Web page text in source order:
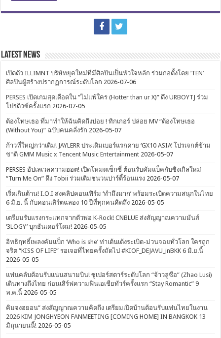
Latest News
เปิดตัว ILLIMNT บริษัทยุคใหม่ที่มีศิลปินเป็นหัวใจหลัก ร่วมก่อตั้งโดย ‘TEN’
ศิลปินผู้สร้างปรากฏการณ์ระดับโลก 2026-07-06
PERSES เปิดเกมสุดเดือดใน “ไม่แพ้ใคร (Hotter than ur X)” ดึง URBOYTJ ร่วม
โปรดิวซ์ครั้งแรก 2026-07-05
ต้องโทษเธอ ที่มาทำให้ฉันคิดถึงบ่อย ! ทิกเกอร์ ปล่อย MV “ต้องโทษเธอ
(Without You)” ฉบับคนคลั่งรัก 2026-05-07
ก้าวที่ใหญ่กว่าเดิม! JAYLERR ประเดิมเบอร์แรกค่าย ‘GX10 ASIA’ โปรเจกต์ข้าม
ชาติ GMM Music x Tencent Music Entertainment 2026-05-07
PERSES อัปเลเวลความฮอต! เปิดโหมดเซ็กซี่ ต้อนรับคัมแบ็คกับซิงเกิลใหม่
“Turn Me On” ดึง Tobii ร่วมเติมชนวนปาร์ตี้ร้อนแรง 2026-05-07
เริ่ดเกินต้าน! I.O.I ส่งคลิปคอนเฟิร์ม ‘ทำถึงมาก’ พร้อมระเบิดความสนุกในไทย
6 มิ.ย. นี้ กับคอนเสิร์ตฉลอง 10 ปีที่ทุกคนคิดถึง 2026-05-05
เตรียมรับแรงกระแทกจากตัวพ่อ K-Rock! CNBLUE ส่งสัญญาณความมันส์
‘3LOGY’ บุกธันเดอร์โดม! 2026-05-05
อิทธิฤทธิ์เพลงคัมแบ็ก ‘Who is she’ ท่าเต้นเด้งระเบิด-ม่วนจอยทั่วโลก ใครถูก
จริต “KISS OF LIFE” รอเจอที่ไทยครั้งถัดไป #KIOF_DEJAVU_inBKK 6 มิ.ย.นี้
2026-05-05
แฟนคลับต้อนรับแน่นสนามบิน! ซูเปอร์สตาร์ระดับโลก “จ้าวลู่ซือ” (Zhao Lusi)
เดินทางถึงไทย ก่อนเสิร์ฟความฟินเอเชียทัวร์ครั้งแรก “Stay Romantic” 9
พ.ค.นี้ 2026-05-05
คิมจงฮยอน” ส่งสัญญาณความคิดถึง เตรียมเปิดบ้านต้อนรับแฟนไทยในงาน
2026 KIM JONGHYEON FANMEETING [COMING HOME] IN BANGKOK 13
มิถุนายนนี้! 2026-05-05